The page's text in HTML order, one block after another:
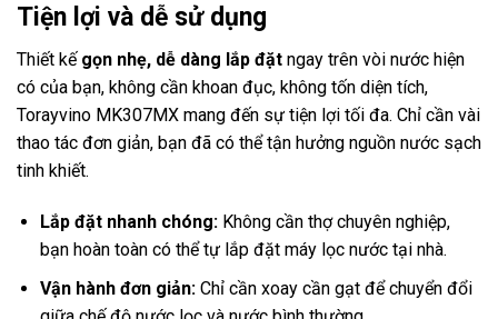
Tiện lợi và dễ sử dụng
Thiết kế gọn nhẹ, dễ dàng lắp đặt ngay trên vòi nước hiện
có của bạn, không cần khoan đục, không tốn diện tích,
Torayvino MK307MX mang đến sự tiện lợi tối đa. Chỉ cần vài
thao tác đơn giản, bạn đã có thể tận hưởng nguồn nước sạch
tinh khiết.
Lắp đặt nhanh chóng:Không cần thợ chuyên nghiệp,
bạn hoàn toàn có thể tự lắp đặt máy lọc nước tại nhà.
Vận hành đơn giản:Chỉ cần xoay cần gạt để chuyển đổi